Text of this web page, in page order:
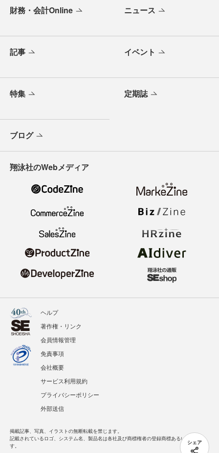
シェア
財務・会計Online ニュース
記事 イベント
特集 定期誌
ブログ
翔泳社のWebメディア
ヘルプ
著作権・リンク
会員情報管理
免責事項
会社概要
サービス利用規約
プライバシーポリシー
外部送信
掲載記事、写真、イラストの無断転載を禁じます。
記載されているロゴ、システム名、製品名は各社及び商標権者の登録商標あるいは商標で
す。